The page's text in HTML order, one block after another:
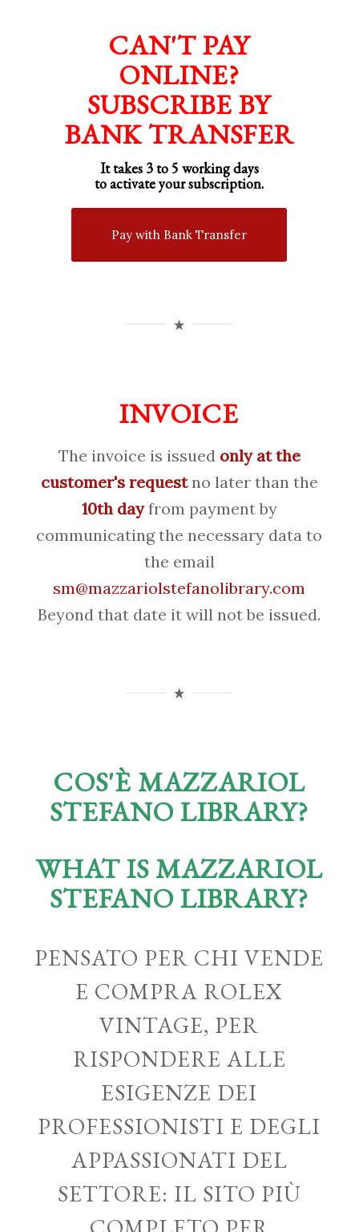
CAN'T PAY
ONLINE?
SUBSCRIBE BY
BANK TRANSFER
It takes 3 to 5 working days
to activate your subscription.
Pay with Bank Transfer
INVOICE
The invoice is issued only at the
customer's requestno later than the
10th dayfrom payment by
communicating the necessary data to
the email
sm@mazzariolstefanolibrary.com
Beyond that date it will not be issued.
COS'È MAZZARIOL
STEFANO LIBRARY?
WHAT IS MAZZARIOL
STEFANO LIBRARY?
PENSATO PER CHI VENDE
E COMPRA ROLEX
VINTAGE, PER
RISPONDERE ALLE
ESIGENZE DEI
PROFESSIONISTI E DEGLI
APPASSIONATI DEL
SETTORE: IL SITO PIÙ